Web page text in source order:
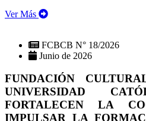
Ver Más
FCBCB N° 18/2026
Junio de 2026
FUNDACIÓN
UNIVERSIDAD
FORTALECEN LA
IMPULSAR LA